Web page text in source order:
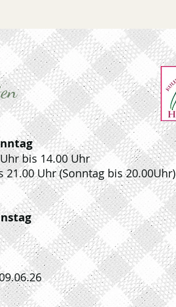
bis 14.00 Uhr
21.00 Uhr (Sonntag bis 20.00Uhr)